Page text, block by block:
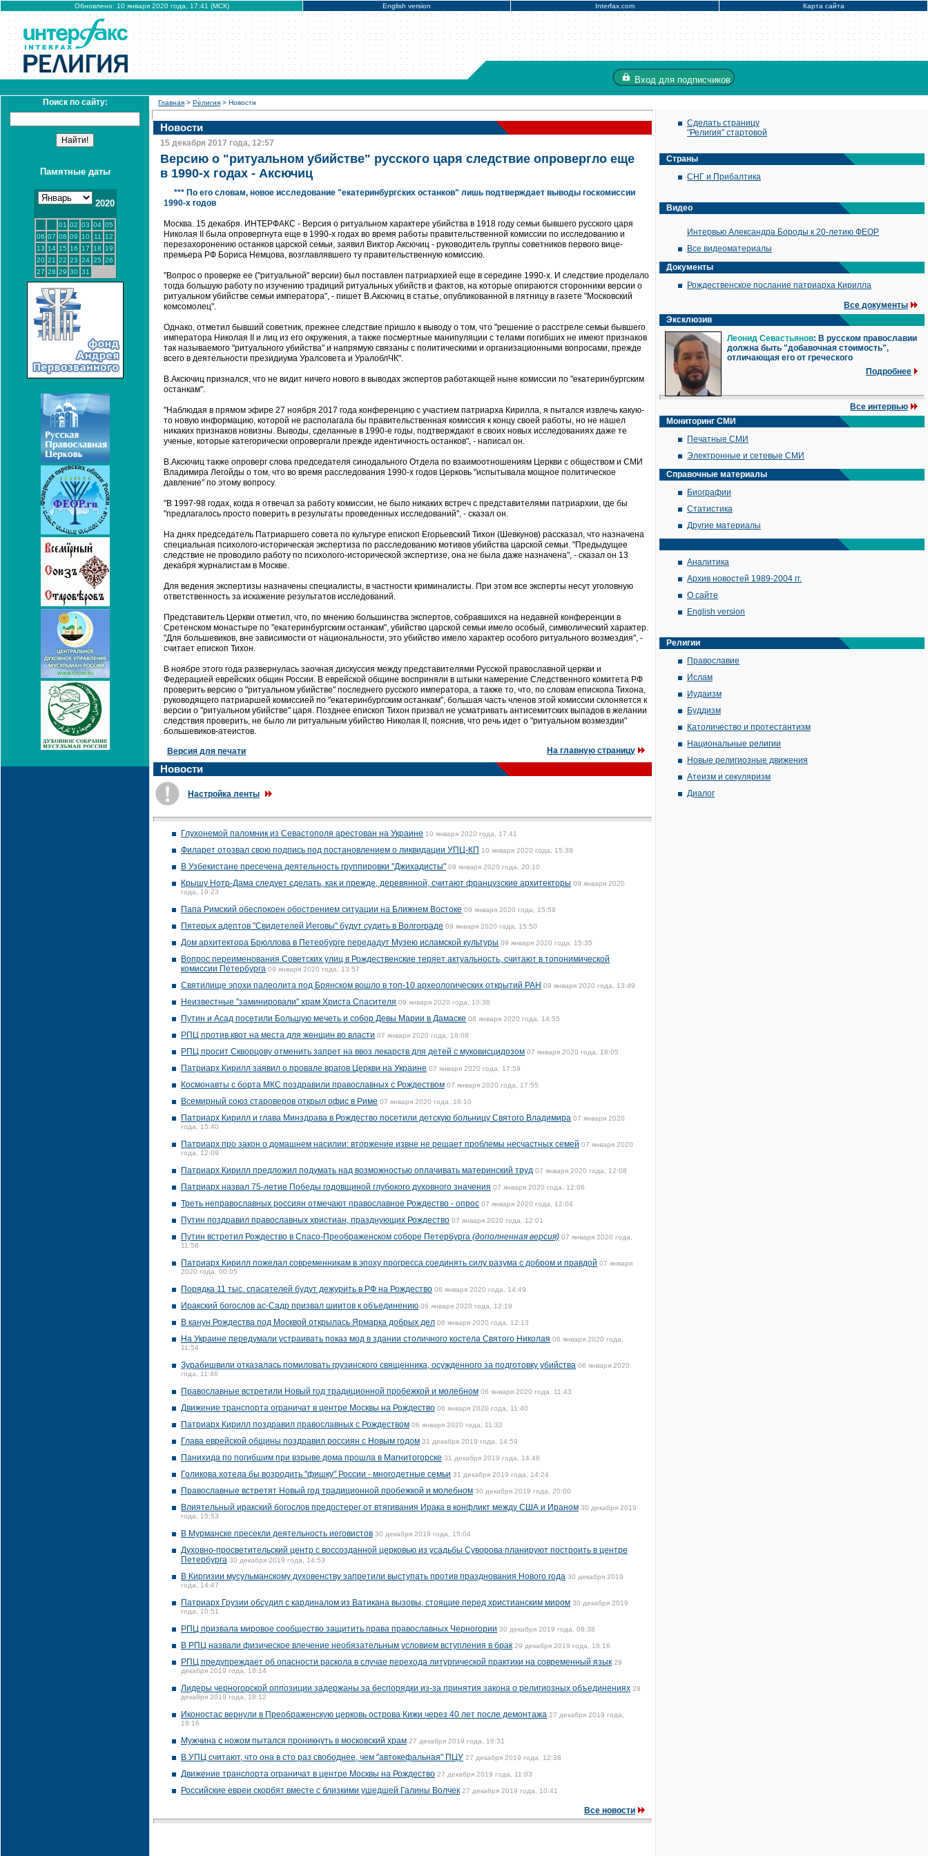
Обновлено: 10 января 2020 года, 17:41 (МСК) English version Interfax.com Карта сайта
Вход для подписчиков
Поиск по сайту:
Памятные даты
2020
01 02 03 04 05
06 07 08 09 10 11
12
13 14 15 16 17 18
19
20 21 22 23 24 25 26
27 28 29 30 31
Главная > Религия > Новости
Новости
15 декабря 2017 года, 12:57
Версию о "ритуальном убийстве" русского царя следствие опровергло еще
в 1990-х годах - Аксючиц
*** По его словам, новое исследование "екатеринбургских останков" лишь подтверждает выводы госкомиссии
1990-х годов
Москва. 15 декабря. ИНТЕРФАКС - Версия о ритуальном характере убийства в 1918 году семьи бывшего русского царя
Николая II была опровергнута еще в 1990-х годах во время работы правительственной комиссии по исследованию и
перезахоронению останков царской семьи, заявил Виктор Аксючиц - руководитель группы советников первого вице-
премьера РФ Бориса Немцова, возглавлявшего ту правительственную комиссию.
"Вопрос о проверке ее ("ритуальной" версии) был поставлен патриархией еще в середине 1990-х. И следствие проделало
тогда большую работу по изучению традиций ритуальных убийств и фактов, на которые опираются сторонники версии о
ритуальном убийстве семьи императора", - пишет В.Аксючиц в статье, опубликованной в пятницу в газете "Московский
комсомолец".
Однако, отметил бывший советник, прежнее следствие пришло к выводу о том, что "решение о расстреле семьи бывшего
императора Николая II и лиц из его окружения, а также посмертные манипуляции с телами погибших не имеют признаков
так называемого "ритуального убийства" и напрямую связаны с политическими и организационными вопросами, прежде
всего в деятельности президиума Уралсовета и УралоблЧК".
В.Аксючиц признался, что не видит ничего нового в выводах экспертов работающей ныне комиссии по "екатеринбургским
останкам".
"Наблюдая в прямом эфире 27 ноября 2017 года конференцию с участием патриарха Кирилла, я пытался извлечь какую-
то новую информацию, которой не располагала бы правительственная комиссия к концу своей работы, но не нашел
никаких признаков новизны. Выводы, сделанные в 1990-е годы, подтверждают в своих новых исследованиях даже те
ученые, которые категорически опровергали прежде идентичность останков", - написал он.
В.Аксючиц также опроверг слова председателя синодального Отдела по взаимоотношениям Церкви с обществом и СМИ
Владимира Легойды о том, что во время расследования 1990-х годов Церковь "испытывала мощное политическое
давление" по этому вопросу.
"В 1997-98 годах, когда я отвечал за работу комиссии, не было никаких встреч с представителями патриархии, где бы
"предлагалось просто поверить в результаты проведенных исследований", - сказал он.
На днях председатель Патриаршего совета по культуре епископ Егорьевский Тихон (Шевкунов) рассказал, что назначена
специальная психолого-историческая экспертиза по расследованию мотивов убийства царской семьи. "Предыдущее
следствие не проводило работу по психолого-исторической экспертизе, она не была даже назначена", - сказал он 13
декабря журналистам в Москве.
Для ведения экспертизы назначены специалисты, в частности криминалисты. При этом все эксперты несут уголовную
ответственность за искажение результатов исследований.
Представитель Церкви отметил, что, по мнению большинства экспертов, собравшихся на недавней конференции в
Сретенском монастыре по "екатеринбургским останкам", убийство царской семьи имело особый, символический характер.
"Для большевиков, вне зависимости от национальности, это убийство имело характер особого ритуального возмездия", -
считает епископ Тихон.
В ноябре этого года развернулась заочная дискуссия между представителями Русской православной церкви и
Федерацией еврейских общин России. В еврейской общине восприняли в штыки намерение Следственного комитета РФ
проверить версию о "ритуальном убийстве" последнего русского императора, а также то, что, по словам епископа Тихона,
руководящего патриаршей комиссией по "екатеринбургским останкам", большая часть членов этой комиссии склоняется к
версии о "ритуальном убийстве" царя. Позднее епископ Тихон призвал не усматривать антисемитских выпадов в желании
следствия проверить, не было ли ритуальным убийство Николая II, пояснив, что речь идет о "ритуальном возмездии"
большевиков-атеистов.
Версия для печати На главную страницу
Новости
Настройка ленты
Глухонемой паломник из Севастополя арестован на Украине 10 января 2020 года, 17:41
Филарет отозвал свою подпись под постановлением о ликвидации УПЦ-КП 10 января 2020 года, 15:39
В Узбекистане пресечена деятельность группировки "Джихадисты" 09 января 2020 года, 20:10
Крышу Нотр-Дама следует сделать, как и прежде, деревянной, считают французские архитекторы 09 января 2020
года, 19:23
Папа Римский обеспокоен обострением ситуации на Ближнем Востоке 09 января 2020 года, 15:59
Пятерых адептов "Свидетелей Иеговы" будут судить в Волгограде 09 января 2020 года, 15:50
Дом архитектора Брюллова в Петербурге передадут Музею исламской культуры 09 января 2020 года, 15:35
Вопрос переименования Советских улиц в Рождественские теряет актуальность, считают в топонимической
комиссии Петербурга 09 января 2020 года, 13:57
Святилище эпохи палеолита под Брянском вошло в топ-10 археологических открытий РАН 09 января 2020 года, 13:49
Неизвестные "заминировали" храм Христа Спасителя 09 января 2020 года, 10:38
Путин и Асад посетили Большую мечеть и собор Девы Марии в Дамаске 08 января 2020 года, 14:55
РПЦ против квот на места для женщин во власти 07 января 2020 года, 18:08
РПЦ просит Скворцову отменить запрет на ввоз лекарств для детей с муковисцидозом 07 января 2020 года, 18:05
Патриарх Кирилл заявил о провале врагов Церкви на Украине 07 января 2020 года, 17:59
Космонавты с борта МКС поздравили православных с Рождеством 07 января 2020 года, 17:55
Всемирный союз староверов открыл офис в Риме 07 января 2020 года, 16:10
Патриарх Кирилл и глава Минздрава в Рождество посетили детскую больницу Святого Владимира 07 января 2020
года, 15:40
Патриарх про закон о домашнем насилии: вторжение извне не решает проблемы несчастных семей 07 января 2020
года, 12:09
Патриарх Кирилл предложил подумать над возможностью оплачивать материнский труд 07 января 2020 года, 12:08
Патриарх назвал 75-летие Победы годовщиной глубокого духовного значения 07 января 2020 года, 12:06
Треть неправославных россиян отмечают православное Рождество - опрос 07 января 2020 года, 12:04
Путин поздравил православных христиан, празднующих Рождество 07 января 2020 года, 12:01
Путин встретил Рождество в Спасо-Преображенском соборе Петербурга (дополненная версия) 07 января 2020 года,
11:58
Патриарх Кирилл пожелал современникам в эпоху прогресса соединять силу разума с добром и правдой 07 января
2020 года, 00:05
Порядка 11 тыс. спасателей будут дежурить в РФ на Рождество 06 января 2020 года, 14:49
Иракский богослов ас-Садр призвал шиитов к объединению 06 января 2020 года, 12:19
В канун Рождества под Москвой открылась Ярмарка добрых дел 06 января 2020 года, 12:13
На Украине передумали устраивать показ мод в здании столичного костела Святого Николая 06 января 2020 года,
11:54
Зурабишвили отказалась помиловать грузинского священника, осужденного за подготовку убийства 06 января 2020
года, 11:46
Православные встретили Новый год традиционной пробежкой и молебном 06 января 2020 года, 11:43
Движение транспорта ограничат в центре Москвы на Рождество 06 января 2020 года, 11:40
Патриарх Кирилл поздравил православных с Рождеством 06 января 2020 года, 11:32
Глава еврейской общины поздравил россиян с Новым годом 31 декабря 2019 года, 14:59
Панихида по погибшим при взрыве дома прошла в Магнитогорске 31 декабря 2019 года, 14:48
Голикова хотела бы возродить "фишку" России - многодетные семьи 31 декабря 2019 года, 14:24
Православные встретят Новый год традиционной пробежкой и молебном 30 декабря 2019 года, 20:00
Влиятельный иракский богослов предостерег от втягивания Ирака в конфликт между США и Ираном 30 декабря 2019
года, 15:53
В Мурманске пресекли деятельность иеговистов 30 декабря 2019 года, 15:04
Духовно-просветительский центр с воссозданной церковью из усадьбы Суворова планируют построить в центре
Петербурга 30 декабря 2019 года, 14:53
В Киргизии мусульманскому духовенству запретили выступать против празднования Нового года 30 декабря 2019
года, 14:47
Патриарх Грузии обсудил с кардиналом из Ватикана вызовы, стоящие перед христианским миром 30 декабря 2019
года, 10:51
РПЦ призвала мировое сообщество защитить права православных Черногории 30 декабря 2019 года, 09:38
В РПЦ назвали физическое влечение необязательным условием вступления в брак 29 декабря 2019 года, 18:16
РПЦ предупреждает об опасности раскола в случае перехода литургической практики на современный язык 29
декабря 2019 года, 18:14
Лидеры черногорской оппозиции задержаны за беспорядки из-за принятия закона о религиозных объединениях 29
декабря 2019 года, 18:12
Иконостас вернули в Преображенскую церковь острова Кижи через 40 лет после демонтажа 27 декабря 2019 года,
19:16
Мужчина с ножом пытался проникнуть в московский храм 27 декабря 2019 года, 16:31
В УПЦ считают, что она в сто раз свободнее, чем "автокефальная" ПЦУ 27 декабря 2019 года, 12:38
Движение транспорта ограничат в центре Москвы на Рождество 27 декабря 2019 года, 11:03
Российские евреи скорбят вместе с близкими ушедшей Галины Волчек 27 декабря 2019 года, 10:41
Все новости
Сделать страницу
"Религия" стартовой
Страны
СНГ и Прибалтика
Видео
Интервью Александра Бороды к 20-летию ФЕОР
Все видеоматериалы
Документы
Рождественское послание патриарха Кирилла
Все документы
Эксклюзив
Леонид Севастьянов: В русском православии
должна быть "добавочная стоимость",
отличающая его от греческого
Подробнее
Все интервью
Мониторинг СМИ
Печатные СМИ
Электронные и сетевые СМИ
Справочные материалы
Биографии
Статистика
Другие материалы
Аналитика
Архив новостей 1989-2004 гг.
О сайте
English version
Религии
Православие
Ислам
Иудаизм
Буддизм
Католичество и протестантизм
Национальные религии
Новые религиозные движения
Атеизм и секуляризм
Диалог